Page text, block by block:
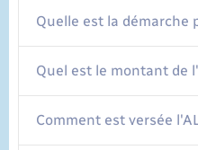
Quelle est la démarche
Quel est le montant de
Comment est versée